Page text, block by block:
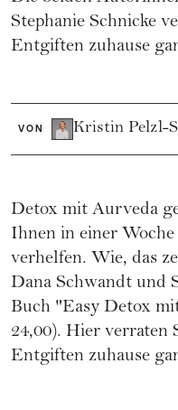
Stephanie Schnicke
Entgiften zuhause
VON Kristin Pelzl-
Detox mit Aurveda
Ihnen in einer
verhelfen. Wie, das
Dana Schwandt und
Buch "Easy Detox
24,00). Hier verraten
Entgiften zuhause